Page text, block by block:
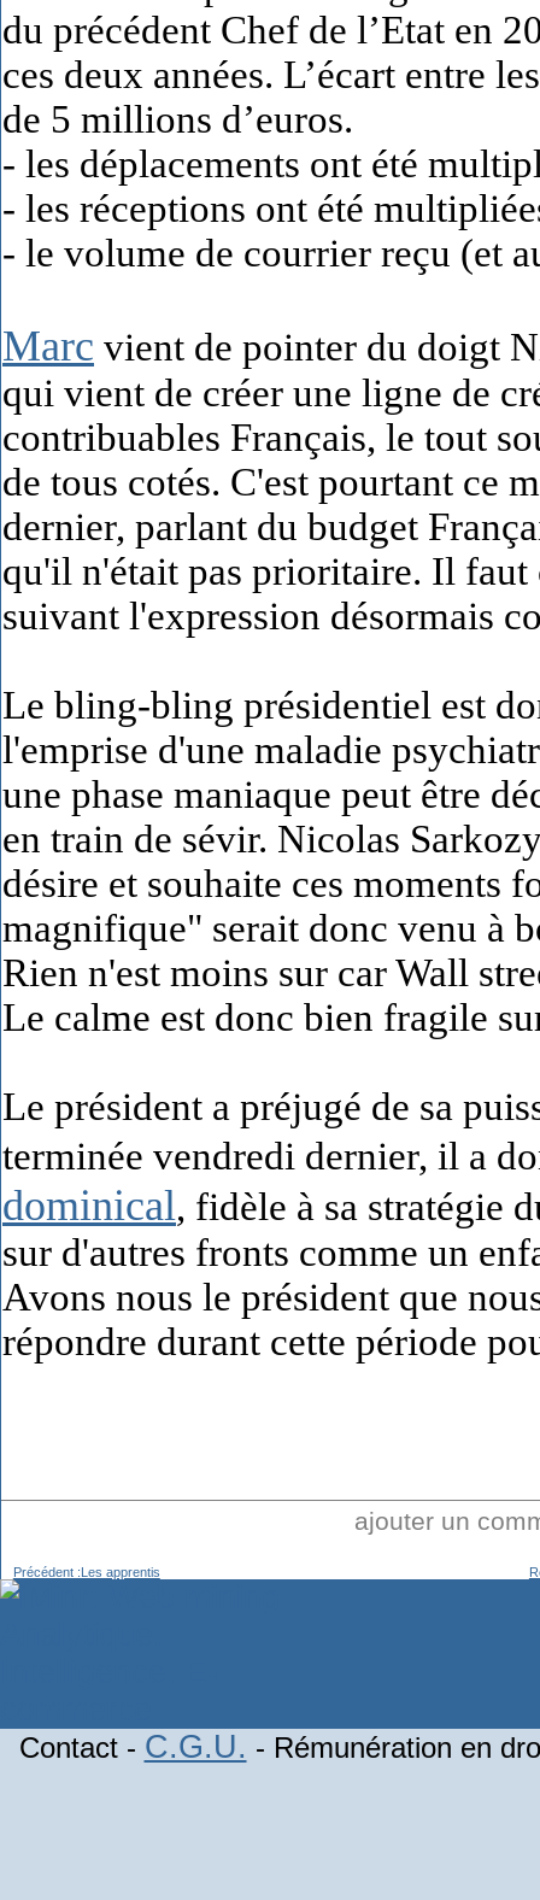
du précédent Chef de l’Etat en
ces deux années. L’écart entre
de 5 millions d’euros.
- les déplacements ont été
- les réceptions ont été
- le volume de courrier reçu (et
Marc vient de pointer du doigt
qui vient de créer une ligne de
contribuables Français, le tout
de tous cotés. C'est pourtant ce
dernier, parlant du budget
qu'il n'était pas prioritaire. Il faut
suivant l'expression désormais
Le bling-bling présidentiel est
l'emprise d'une maladie
une phase maniaque peut être
en train de sévir. Nicolas
désire et souhaite ces moments
magnifique" serait donc venu à
Rien n'est moins sur car Wall
Le calme est donc bien fragile
Le président a préjugé de sa
terminée vendredi dernier, il a
dominical, fidèle à sa stratégie
sur d'autres fronts comme un
Avons nous le président que
répondre durant cette période
ajouter un
Précédent :Les apprentis
Contact - C.G.U. - Rémunération en